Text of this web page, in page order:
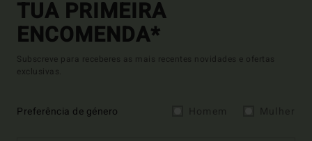
TUA PRIMEIRA
ENCOMENDA*
Subscreve para receberes as mais recentes novidades e ofertas
exclusivas.
Preferência de género